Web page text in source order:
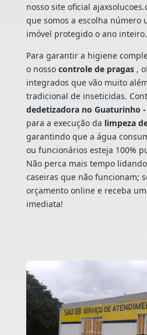
nosso site oficial
que somos a escolha número
imóvel protegido o ano inteiro.
Para garantir a higiene
o nosso controle de pragas ,
integrados que vão muito
tradicional de inseticidas.
dedetizadora no Guaturinho -
para a execução da limpeza
garantindo que a água
ou funcionários esteja 100%
Não perca mais tempo
caseiras que não funcionam;
orçamento online e receba
imediata!